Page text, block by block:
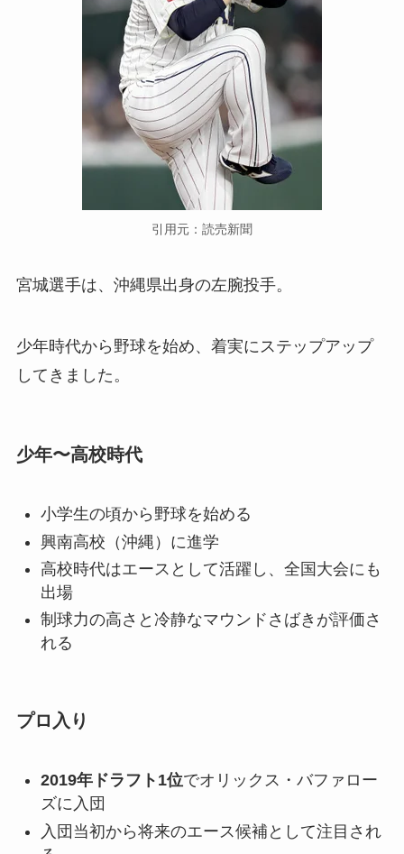
引用元：読売新聞
宮城選手は、沖縄県出身の左腕投手。
少年時代から野球を始め、着実にステップアップ
してきました。
少年〜高校時代
小学生の頃から野球を始める
興南高校（沖縄）に進学
高校時代はエースとして活躍し、全国大会にも
出場
制球力の高さと冷静なマウンドさばきが評価さ
れる
プロ入り
2019年ドラフト1位でオリックス・バファロー
ズに入団
入団当初から将来のエース候補として注目され